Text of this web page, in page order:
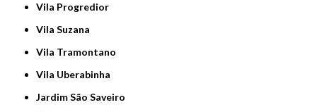
Vila Progredior
Vila Suzana
Vila Tramontano
Vila Uberabinha
jardim São Saveiro